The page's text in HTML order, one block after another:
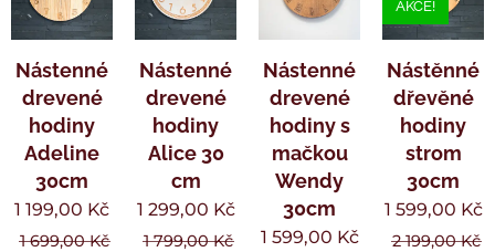
Nástenné
drevené
hodiny
Adeline
30cm
1 199,00 Kč
1 699,00Kč
Nástenné
drevené
hodiny
Alice 30
cm
1 299,00 Kč
1 799,00Kč
Nástenné
drevené
hodiny s
mačkou
Wendy
30cm
1 599,00 Kč
Nástěnné
dřevěné
hodiny
strom
30cm
AKCE!
1 599,00 Kč
2 199,00Kč